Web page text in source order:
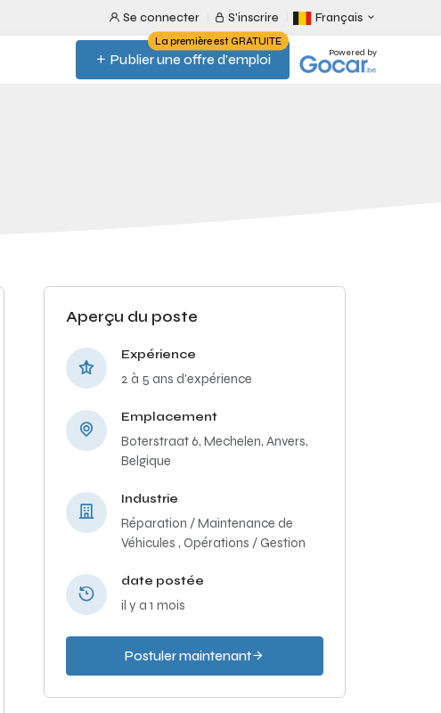
Se connecter S'inscrire Français
Publier une offre d'emploi
La première est GRATUITE
Powered by
Aperçu du poste
Expérience
2 à 5 ans d'expérience
Emplacement
Boterstraat 6, Mechelen, Anvers,
Belgique
Industrie
Réparation / Maintenance de
Véhicules , Opérations / Gestion
date postée
il y a 1 mois
Postuler maintenant